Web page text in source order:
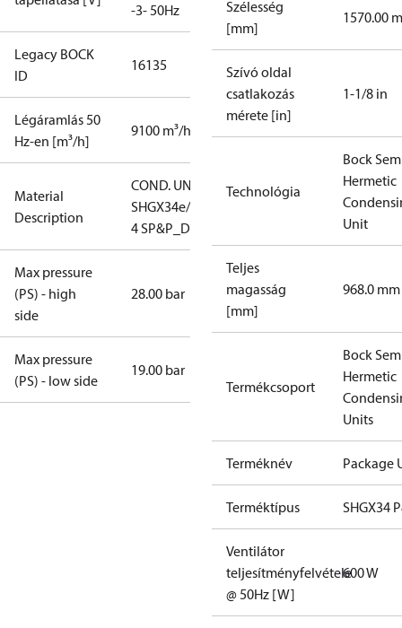
-3- 50Hz
Legacy BOCK
ID
16135
Légáramlás 50
Hz-en [m³/h]
9100 m³/h
Material
Description
COND. UNIT
SHGX34e/255-
4 SP&P_D
Max pressure
(PS) - high
side
28.00 bar
Max pressure
(PS) - low side
19.00 bar
Szélesség
[mm]
1570.00
Szívó oldal
csatlakozás
mérete [in]
1-1/8 in
Technológia
Bock
Hermetic
Unit
Teljes
magasság
[mm]
968.0 mm
Termékcsoport
Bock
Hermetic
Units
Terméknév Package
Terméktípus SHGX34
Ventilátor
teljesítményfelvétele
@ 50Hz [W]
600 W